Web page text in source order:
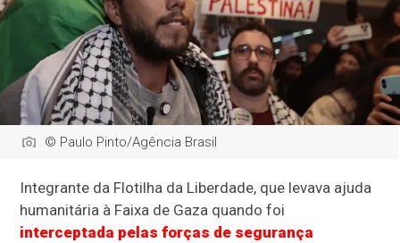
© Paulo Pinto/Agência Brasil
Integrante da Flotilha da Liberdade, que levava ajuda
humanitária à Faixa de Gaza quando foi
interceptada pelas forças de segurança